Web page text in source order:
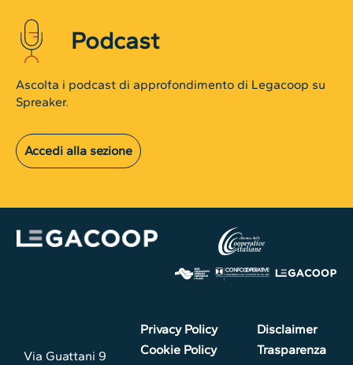
Podcast
Ascolta i podcast di approfondimento di Legacoop su
Spreaker.
Accedi alla sezione
Via Guattani 9
Privacy Policy
Cookie Policy
Disclaimer
Trasparenza